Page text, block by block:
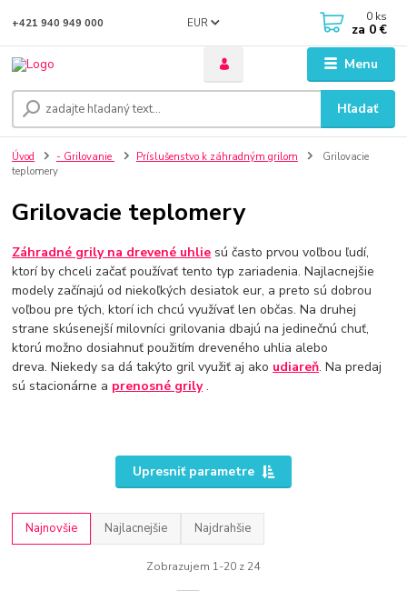
Menu
EUR
Hľadať
+421 940 949 000 0 ks
za 0 €
Úvod - Grilovanie Príslušenstvo k záhradným grilom
Grilovacie
teplomery
Grilovacie teplomery
Záhradné grily na drevené uhlie sú často prvou voľbou ľudí,
ktorí by chceli začať používať tento typ zariadenia. Najlacnejšie
modely začínajú od niekoľkých desiatok eur, a preto sú dobrou
voľbou pre tých, ktorí ich chcú využívať len občas. Na druhej
strane skúsenejší milovníci grilovania dbajú na jedinečnú chuť,
ktorú možno dosiahnuť použitím dreveného uhlia alebo
dreva. Niekedy sa dá takýto gril využiť aj ako udiareň. Na predaj
sú stacionárne a prenosné grily.
Upresniť parametre
Najnovšie Najlacnejšie Najdrahšie
Zobrazujem 1-20 z 24